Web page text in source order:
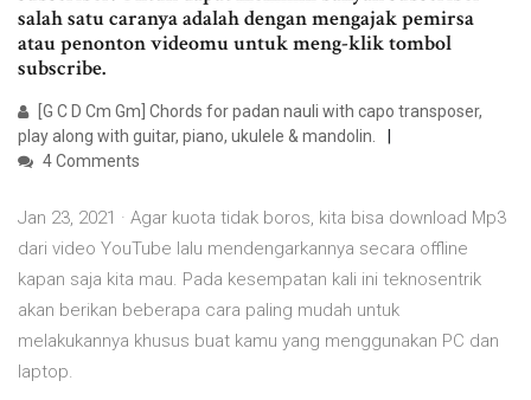
salah satu caranya adalah dengan mengajak pemirsa
atau penonton videomu untuk meng-klik tombol
subscribe.
[G C D Cm Gm] Chords for padan nauli with capo transposer,
play along with guitar, piano, ukulele & mandolin.
4 Comments
Jan 23, 2021 · Agar kuota tidak boros, kita bisa download Mp3
dari video YouTube lalu mendengarkannya secara offline
kapan saja kita mau. Pada kesempatan kali ini teknosentrik
akan berikan beberapa cara paling mudah untuk
melakukannya khusus buat kamu yang menggunakan PC dan
laptop.